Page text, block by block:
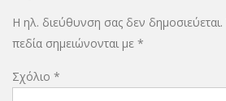
Η ηλ. διεύθυνση σας δεν δημοσιεύεται.
πεδία σημειώνονται με *
Σχόλιο *